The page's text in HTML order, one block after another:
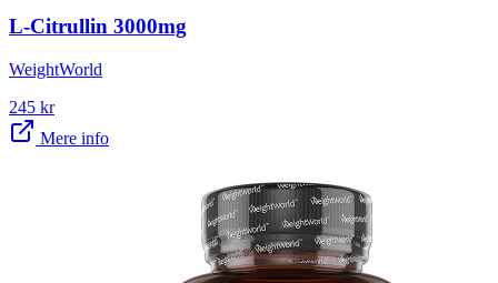
L-Citrullin 3000mg
WeightWorld
245 kr
Mere info